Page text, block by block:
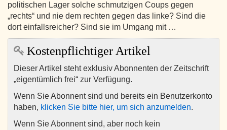
politischen Lager solche schmutzigen Coups gegen
„rechts“ und nie dem rechten gegen das linke? Sind die
dort einfallsreicher? Sind sie im Umgang mit …
Kostenpflichtiger Artikel
Dieser Artikel steht exklusiv Abonnenten der Zeitschrift
„eigentümlich frei“ zur Verfügung.
Wenn Sie Abonnent sind und bereits ein Benutzerkonto
haben, klicken Sie bitte hier, um sich anzumelden.
Wenn Sie Abonnent sind, aber noch kein